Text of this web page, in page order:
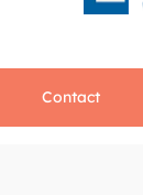
Contact